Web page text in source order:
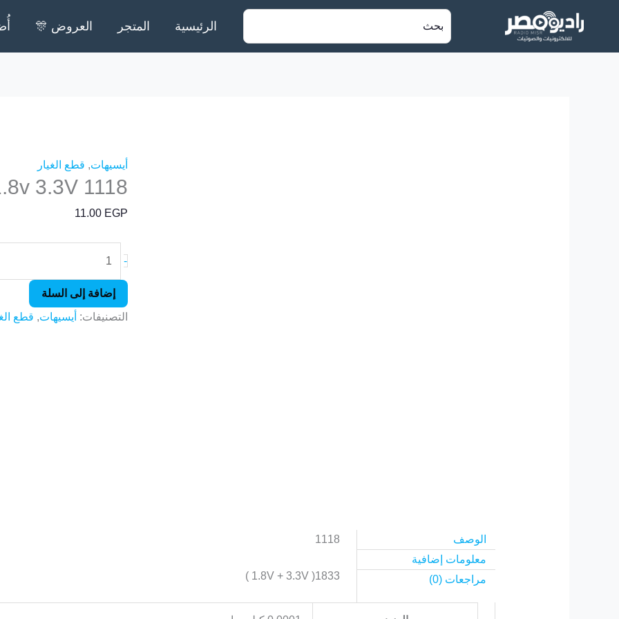
البحث
عن:
الرئيسية المتجر العروض 🎊
أيسيهات, قطع الغيار
1118 1.8v 3.3V
11.00 EGP
-
3.3V
إضافة إلى السلة
التصنيفات: أيسيهات, قطع
الوصف
معلومات إضافية
مراجعات (0)
1118
1833( 1.8V + 3.3V )